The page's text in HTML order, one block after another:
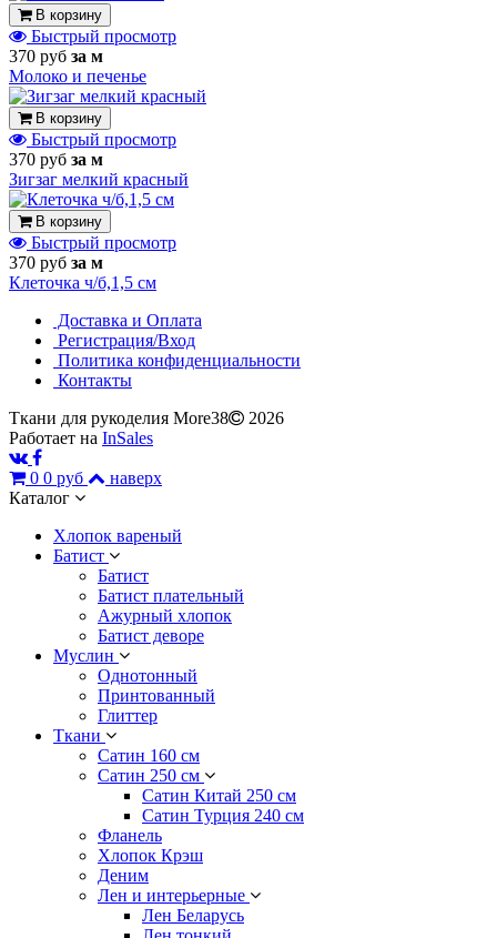
В корзину
Быстрый просмотр
370 руб за м
Молоко и печенье
В корзину
Быстрый просмотр
370 руб за м
Зигзаг мелкий красный
В корзину
Быстрый просмотр
370 руб за м
Клеточка ч/б,1,5 см
Доставка и Оплата
Регистрация/Вход
Политика конфиденциальности
Контакты
Ткани для рукоделия More38
2026
Работает на InSales
0 0 руб
наверх
Каталог
Хлопок вареный
Батист
Батист
Батист плательный
Ажурный хлопок
Батист деворе
Муслин
Однотонный
Принтованный
Глиттер
Ткани
Сатин 160 см
Сатин 250 см
Сатин Китай 250 см
Сатин Турция 240 см
Фланель
Хлопок Крэш
Деним
Лен и интерьерные
Лен Беларусь